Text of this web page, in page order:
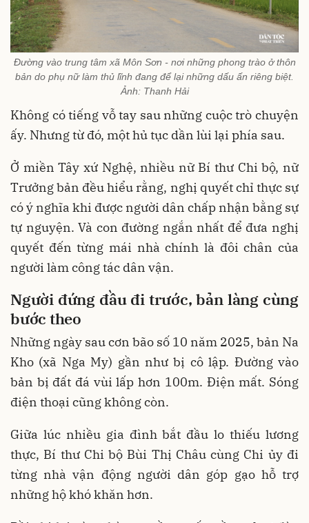
Đường vào trung tâm xã Môn Sơn - nơi những phong trào ở thôn
bản do phụ nữ làm thủ lĩnh đang để lại những dấu ấn riêng biệt.
Ảnh: Thanh Hải
Không có tiếng vỗ tay sau những cuộc trò chuyện
ấy. Nhưng từ đó, một hủ tục dần lùi lại phía sau.
Ở miền Tây xứ Nghệ, nhiều nữ Bí thư Chi bộ, nữ
Trưởng bản đều hiểu rằng, nghị quyết chỉ thực sự
có ý nghĩa khi được người dân chấp nhận bằng sự
tự nguyện. Và con đường ngắn nhất để đưa nghị
quyết đến từng mái nhà chính là đôi chân của
người làm công tác dân vận.
Người đứng đầu đi trước, bản làng cùng
bước theo
Những ngày sau cơn bão số 10 năm 2025, bản Na
Kho (xã Nga My) gần như bị cô lập. Đường vào
bản bị đất đá vùi lấp hơn 100m. Điện mất. Sóng
điện thoại cũng không còn.
Giữa lúc nhiều gia đình bắt đầu lo thiếu lương
thực, Bí thư Chi bộ Bùi Thị Châu cùng Chi ủy đi
từng nhà vận động người dân góp gạo hỗ trợ
những hộ khó khăn hơn.